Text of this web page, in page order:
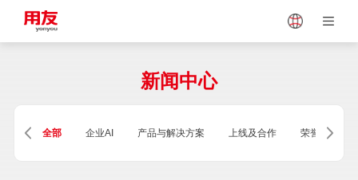
Vietnam
Singapore Malaysia
新闻中心
全部 企业AI 产品与解决方案 上线及合作 荣誉及资质